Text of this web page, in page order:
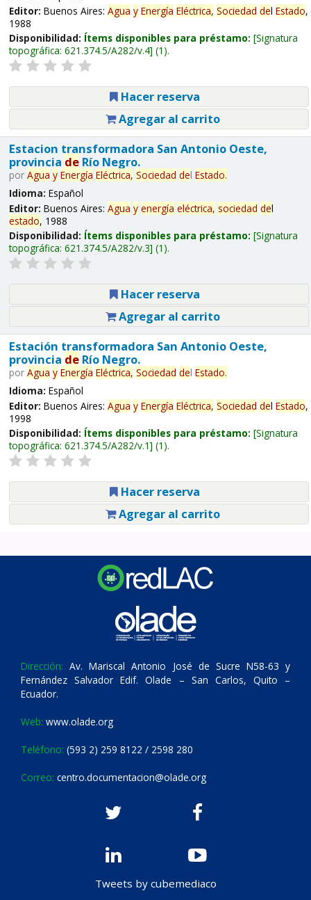
Editor: Buenos Aires: Agua y Energía Eléctrica, Sociedad del Estado,
1988
Disponibilidad: Ítems disponibles para préstamo: Signatura
topográfica: 621.374.5/A282/v.4 (1).
Hacer reserva
Agregar al carrito
Estacion transformadora San Antonio Oeste,
provincia deRío Negro.
por Agua y Energía Eléctrica, Sociedad del Estado.
Idioma: Español
Editor: Buenos Aires: Agua y energía eléctrica, sociedad del
estado, 1988
Disponibilidad: Ítems disponibles para préstamo: Signatura
topográfica: 621.374.5/A282/v.3 (1).
Hacer reserva
Agregar al carrito
Estación transformadora San Antonio Oeste,
provincia deRío Negro.
por Agua y Energía Eléctrica, Sociedad del Estado.
Idioma: Español
Editor: Buenos Aires: Agua y Energía Eléctrica, Sociedad del Estado,
1998
Disponibilidad: Ítems disponibles para préstamo: Signatura
topográfica: 621.374.5/A282/v.1 (1).
Hacer reserva
Agregar al carrito
Dirección: Av. Mariscal Antonio José de Sucre N58-63 y
Fernández Salvador Edif. Olade – San Carlos, Quito –
Ecuador.
Web: www.olade.org
Teléfono: (593 2) 259 8122 / 2598 280
Correo: centro.documentacion@olade.org
Tweets by cubemediaco